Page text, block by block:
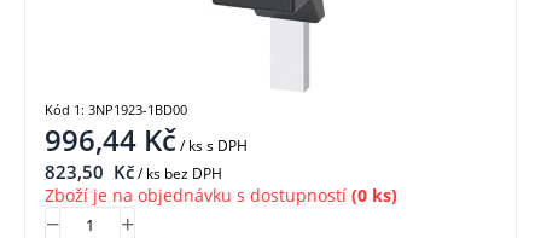
996,44 Kč/ kss DPH
823,50 Kč/ ks bez DPH
Zboží je na objednávku s dostupností (0 ks)
Kód 1: 3NP1923-1BD00